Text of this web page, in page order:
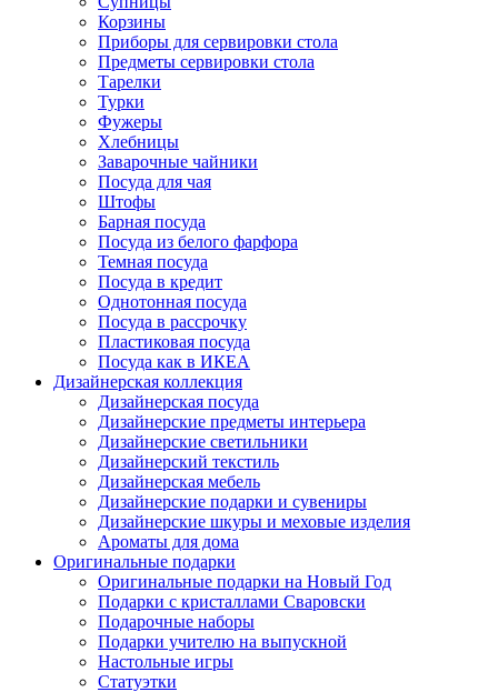
Корзины
Приборы для сервировки стола
Предметы сервировки стола
Тарелки
Турки
Фужеры
Хлебницы
Заварочные чайники
Посуда для чая
Штофы
Барная посуда
Посуда из белого фарфора
Темная посуда
Посуда в кредит
Однотонная посуда
Посуда в рассрочку
Пластиковая посуда
Посуда как в ИКЕА
Дизайнерская коллекция
Дизайнерская посуда
Дизайнерские предметы интерьера
Дизайнерские светильники
Дизайнерский текстиль
Дизайнерская мебель
Дизайнерские подарки и сувениры
Дизайнерские шкуры и меховые изделия
Ароматы для дома
Оригинальные подарки
Оригинальные подарки на Новый Год
Подарки с кристаллами Сваровски
Подарочные наборы
Подарки учителю на выпускной
Настольные игры
Статуэтки